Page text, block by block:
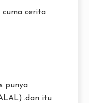
cuma cerita
punya
itu